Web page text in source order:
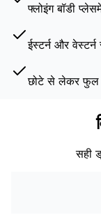
फ्लोइंग बॉडी
ईस्टर्न और वेस्टर्न
छोटे से लेकर
सही